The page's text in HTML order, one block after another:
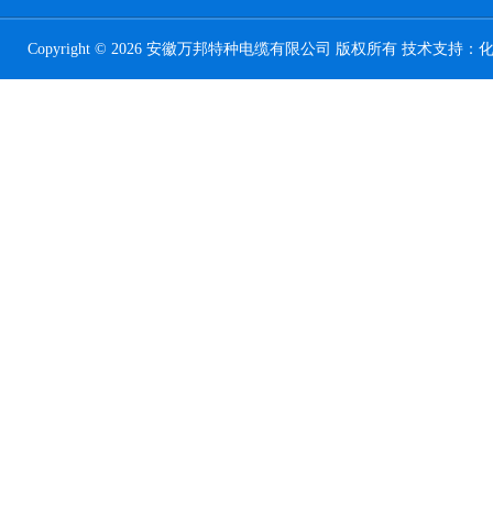
Copyright © 2026 安徽万邦特种电缆有限公司 版权所有 技术支持：